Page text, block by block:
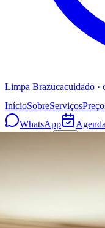
Limpa Brazucacuidado ·
InícioSobreServiços
WhatsApp